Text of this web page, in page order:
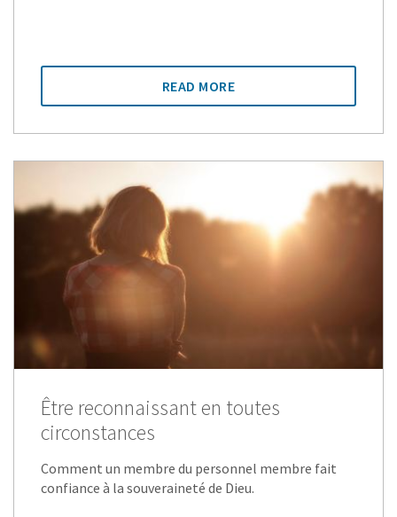
READ MORE
Être reconnaissant en toutes
circonstances
Comment un membre du personnel membre fait
confiance à la souveraineté de Dieu.